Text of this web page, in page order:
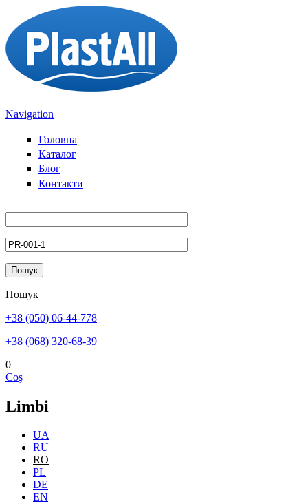
Sari la conținutul principal
Navigation
Головна
Каталог
Блог
Контакти
Пошук
+38 (050) 06-44-778
+38 (068) 320-68-39
0
Coş
Limbi
UA
RU
RO
PL
DE
EN